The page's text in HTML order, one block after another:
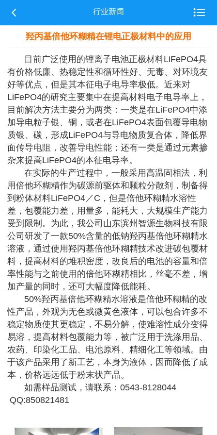
 行业新闻 
羟丙基倍他环糊精在锂电正极材料中的应用
目前广泛使用的锂离子电池正极材料LiFePO4具
有价格低廉、热稳定性和循环性好、无毒、对环境友
好等优点，但是其本征电子电导率极低。近来对
LiFePO4的研究主要集中在提高材料电子电导率上，
目前解决方法主要分为两类：一类是在LiFePO4中添
加导电粒子银、铜，或者在LiFePO4表面包覆导电物
质银、碳，形成LiFePO4与导电物质复合体，降低界
面传导电阻，改善导电性能；还有一类是通过元素掺
杂来提高LiFePO4的本征电导率。
在实际的生产过程中，一般采用高温固相法，利
用倍他环糊精作为碳源前驱体和颗粒分散剂，制备得
到粉体材料LiFePO4／C，但是倍他环糊精水溶性
差，包覆能力差，用量多，能耗大，大规模生产能力
受到限制。为此，我公司山东滨州智源生物科技有限
公司研发了一款50%含量的低钠羟丙基倍他环糊精水
溶液，通过使用羟丙基倍他环糊精技术改进碳包覆材
料，提高材料的堆积密度，改良后的电池的容量和倍
率性能与之前使用的倍他环糊精相比，丝毫不差，增
加产量的同时，还可大幅度降低能耗。
50%羟丙基倍他环糊精水溶液是倍他环糊精的改
性产品，外观为无色或微黄色液体，可以包合许多不
稳定物质使其更稳定，不易分解，使难溶性成分变得
易溶，提高材料包覆能力等，被广泛用于洗涤用品、
农药、印染化工品、电池原料、精细化工等领域。由
于该产品采用了新工艺，本身为液体，因而降低了成
本，价格远远低于粉末状产品。
如需样品测试，请联系：0543-8128044
QQ:850821481